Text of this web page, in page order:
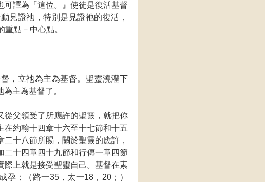
譯為『這位。』使徒是復活基督
見證祂，特別是見證祂的復活，
重點－中心點。
，立祂為主為基督。聖靈澆灌下
主為基督了。
從父領受了所應許的聖靈，就把你
約翰十四章十六至十七節和十五
十八節所賜，關於聖靈的應許，
二十四章四十九節和行傳一章四節
際上就是接受聖靈自己。基督在素
孕；（路一35，太一18，20；）